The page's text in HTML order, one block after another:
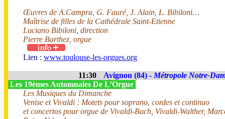
Œuvres de A.Campra, G. Fauré, J. Alain, L. Bibiloni…
Maîtrise de filles de la Cathédrale Saint-Etienne
Luciano Bibiloni, direction
Pierre Barthez, orgue
Lien : www.toulouse-les-orgues.org
11:30 Avignon (84) - Métropole Notre-
Les 19èmes Automnales De L’Orgue
Les Musiques du Dimanche
Venise et Vivaldi : Motets pour soprano, cordes et continuo
et concertos pour orgue de Vivaldi-Bach, Vivaldi-Walther,